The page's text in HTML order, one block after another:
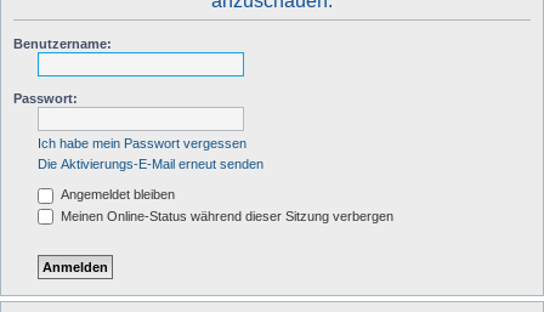
Benutzername:
Passwort:
Ich habe mein Passwort vergessen
Die Aktivierungs-E-Mail erneut senden
Angemeldet bleiben
Meinen Online-Status während dieser Sitzung verbergen